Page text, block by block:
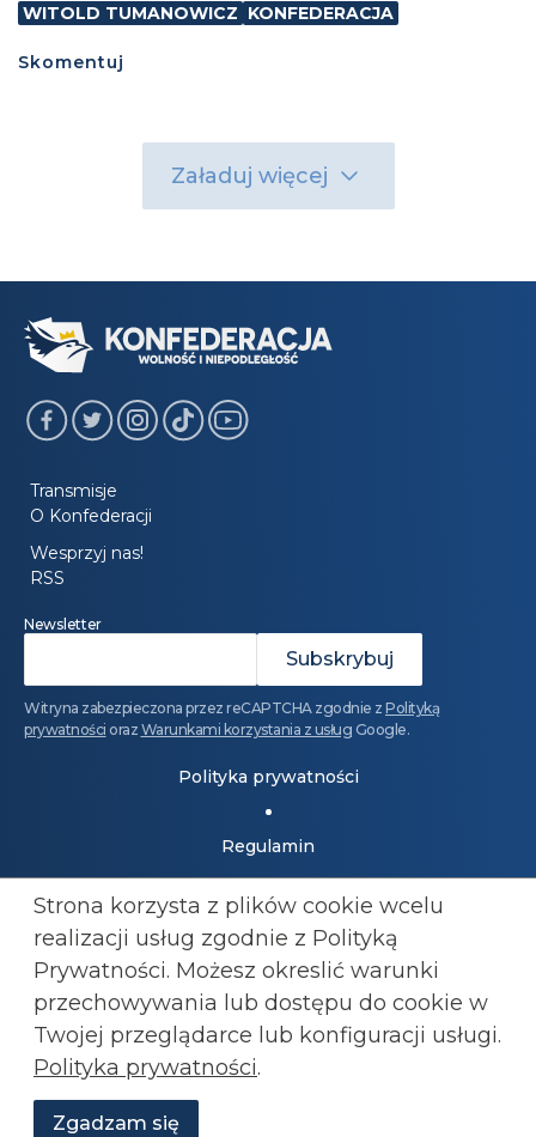
WITOLD TUMANOWICZ KONFEDERACJA
Skomentuj
Załaduj więcej
Transmisje
O Konfederacji
Wesprzyj nas!
RSS
Newsletter
Witryna zabezpieczona przez reCAPTCHA zgodnie z Polityką
prywatności oraz Warunkami korzystania z usług Google.
Polityka prywatności
Regulamin
Dołącz do Konfederacji: 501 447 977
kluby@konfederacja.pl
Kontakt dla mediów: 690 868 101
biuro.prasowe@konfederacja.pl
Zobacz uproszczoną wersję strony
Strona korzysta z plików cookie wcelu
realizacji usług zgodnie z Polityką
Prywatności. Możesz okreslić warunki
przechowywania lub dostępu do cookie w
Twojej przeglądarce lub konfiguracji usługi.
Polityka prywatności.
Zgadzam się